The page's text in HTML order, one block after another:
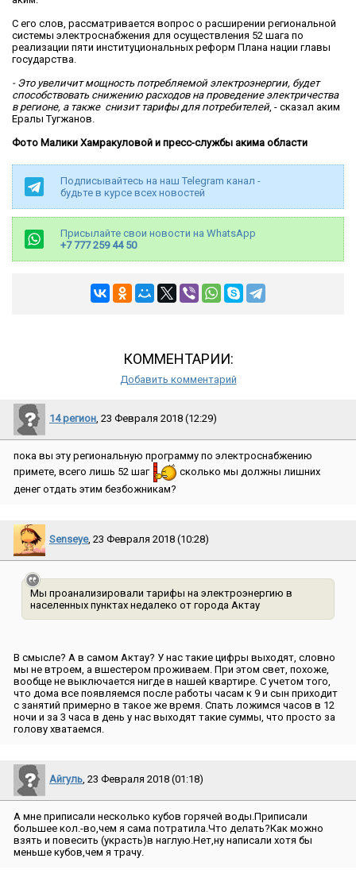
С его слов, рассматривается вопрос о расширении региональной
системы электроснабжения для осуществления 52 шага по
реализации пяти институциональных реформ Плана нации главы
государства.
- Это увеличит мощность потребляемой электроэнергии, будет
способствовать снижению расходов на проведение электричества
в регионе, а также снизит тарифы для потребителей, - сказал аким
Ералы Тугжанов.
Фото Малики Хамракуловой и пресс-службы акима области
Подписывайтесь на наш Telegram канал -
будьте в курсе всех новостей
Присылайте свои новости на WhatsApp
+7 777 259 44 50
КОММЕНТАРИИ:
Добавить комментарий
14 регион , 23 Февраля 2018 (12:29)
пока вы эту региональную программу по электроснабжению
примете, всего лишь 52 шаг
сколько мы должны лишних
денег отдать этим безбожникам?
Senseye, 23 Февраля 2018 (10:28)
Мы проанализировали тарифы на электроэнергию в
населенных пунктах недалеко от города Актау
В смысле? А в самом Актау? У нас такие цифры выходят, словно
мы не втроем, а вшестером проживаем. При этом свет, похоже,
вообще не выключается нигде в нашей квартире. С учетом того,
что дома все появляемся после работы часам к 9 и сын приходит
с занятий примерно в такое же время. Спать ложимся часов в 12
ночи и за 3 часа в день у нас выходят такие суммы, что просто за
голову хватаемся.
Айгуль , 23 Февраля 2018 (01:18)
А мне приписали несколько кубов горячей воды.Приписали
большее кол.-во,чем я сама потратила.Что делать?Как можно
взять и повесить (украсть)в наглую.Нет,ну написали хотя бы
меньше кубов,чем я трачу.